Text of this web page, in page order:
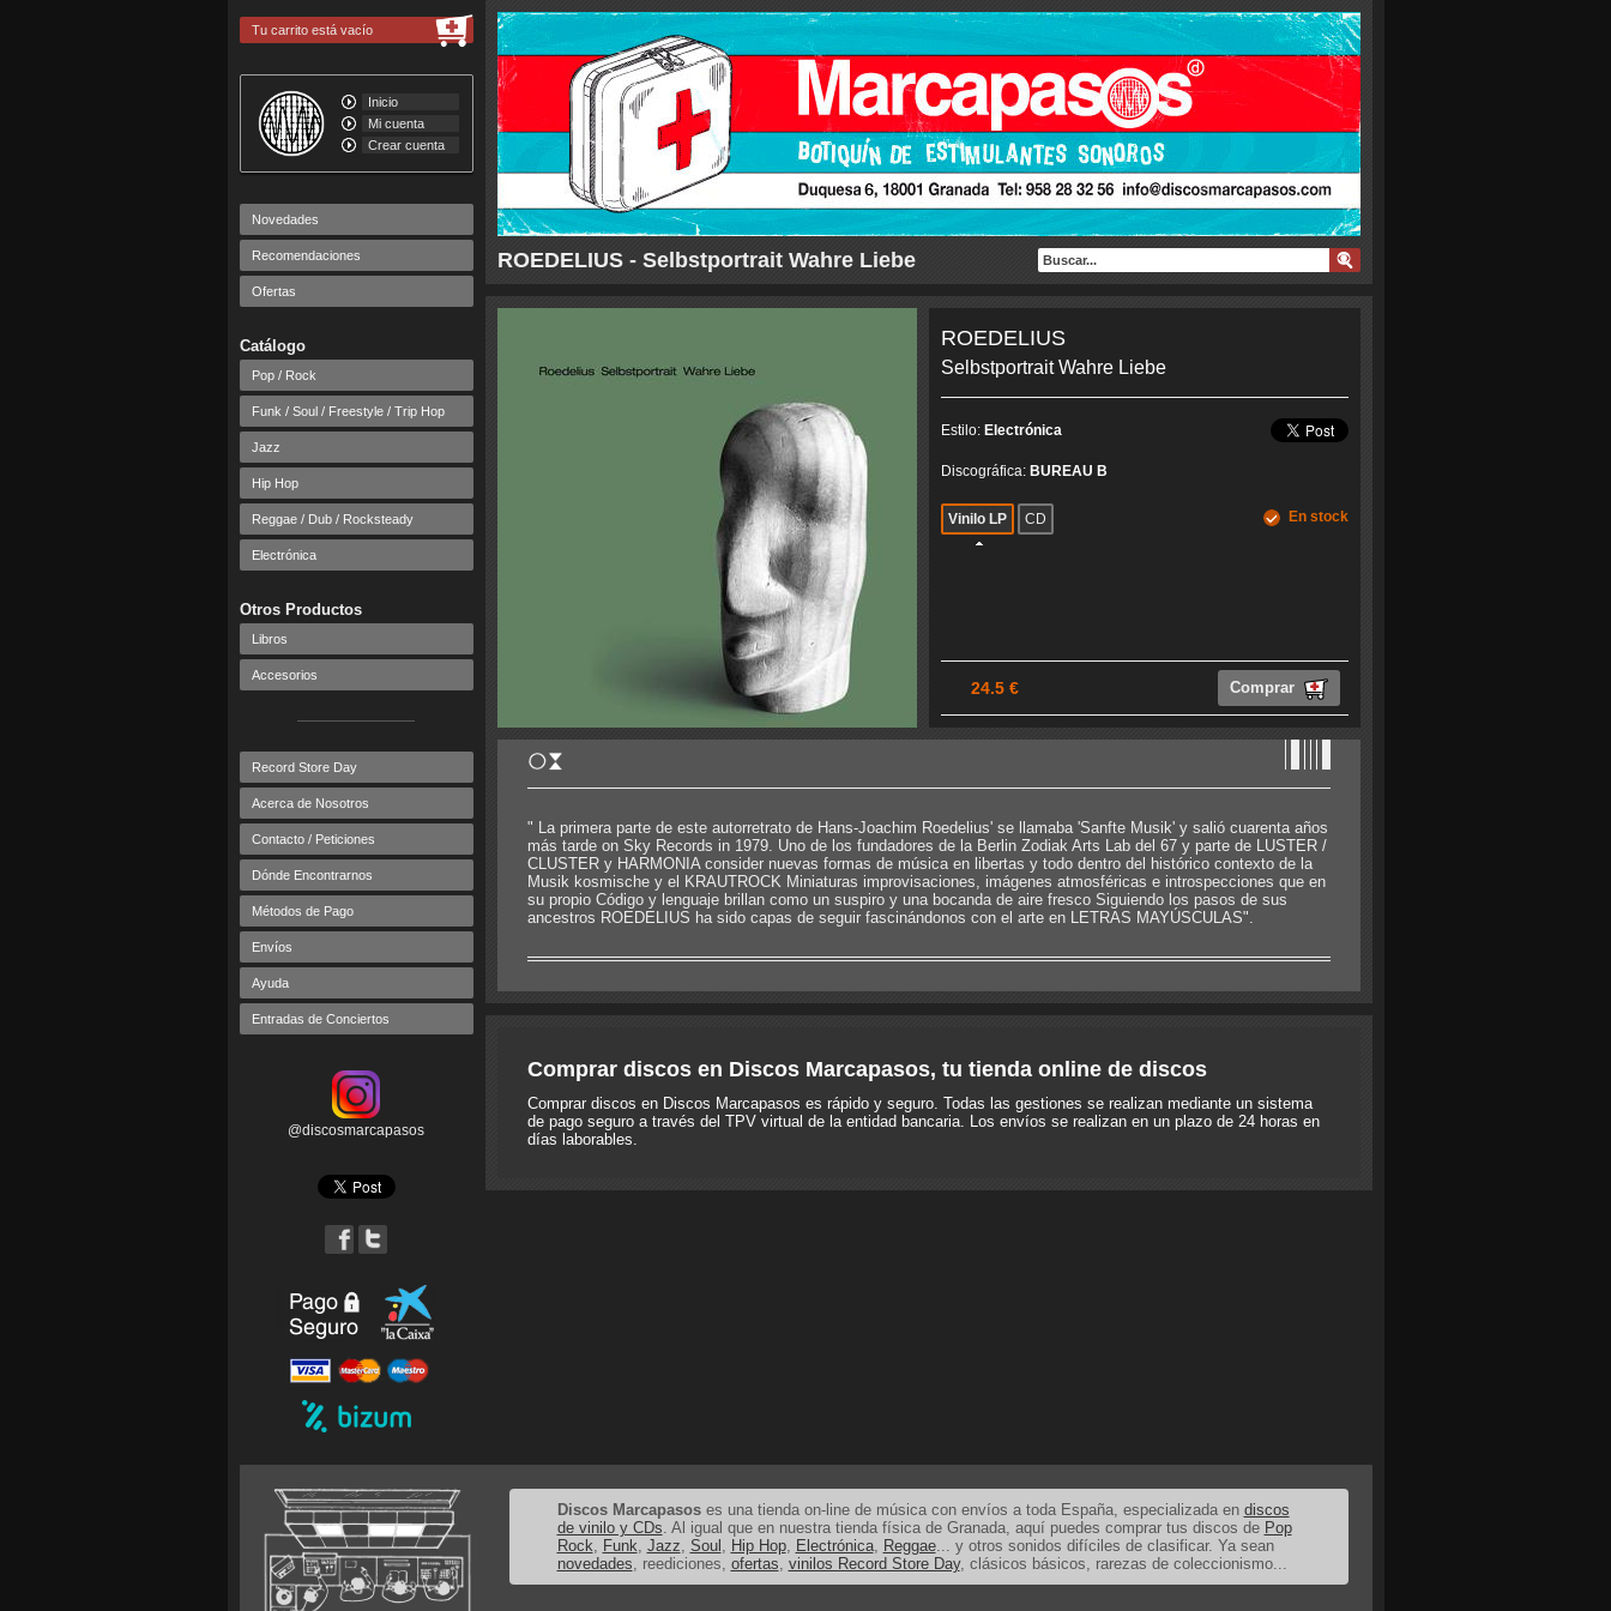
ROEDELIUS - Selbstportrait Wahre Liebe
Tu carrito está vacío
Inicio
Mi cuenta
Crear cuenta
Novedades
Recomendaciones
Ofertas
Catálogo
Pop / Rock
Funk / Soul / Freestyle / Trip Hop
Jazz
Hip Hop
Reggae / Dub / Rocksteady
Electrónica
Otros Productos
Libros
Accesorios
Record Store Day
Acerca de Nosotros
Contacto / Peticiones
Dónde Encontrarnos
Métodos de Pago
Envíos
Ayuda
Entradas de Conciertos
@discosmarcapasos
ROEDELIUS
Selbstportrait Wahre Liebe
Estilo: Electrónica
Discográfica: BUREAU B
Vinilo LP CD En stock
24.5 € Comprar
" La primera parte de este autorretrato de Hans-Joachim Roedelius' se llamaba 'Sanfte Musik' y salió cuarenta años
más tarde on Sky Records in 1979. Uno de los fundadores de la Berlin Zodiak Arts Lab del 67 y parte de LUSTER /
CLUSTER y HARMONIA consider nuevas formas de música en libertas y todo dentro del histórico contexto de la
Musik kosmische y el KRAUTROCK Miniaturas improvisaciones, imágenes atmosféricas e introspecciones que en
su propio Código y lenguaje brillan como un suspiro y una bocanda de aire fresco Siguiendo los pasos de sus
ancestros ROEDELIUS ha sido capas de seguir fascinándonos con el arte en LETRAS MAYÚSCULAS".
Comprar discos en Discos Marcapasos, tu tienda online de discos
Comprar discos en Discos Marcapasos es rápido y seguro. Todas las gestiones se realizan mediante un sistema
de pago seguro a través del TPV virtual de la entidad bancaria. Los envíos se realizan en un plazo de 24 horas en
días laborables.
Discos Marcapasoses una tienda on-line de música con envíos a toda España, especializada en discos
de vinilo y CDs. Al igual que en nuestra tienda física de Granada, aquí puedes comprar tus discos de Pop
Rock, Funk, Jazz, Soul , Hip Hop, Electrónica, Reggae... y otros sonidos difíciles de clasificar. Ya sean
novedades, reediciones, ofertas, vinilos Record Store Day, clásicos básicos, rarezas de coleccionismo...